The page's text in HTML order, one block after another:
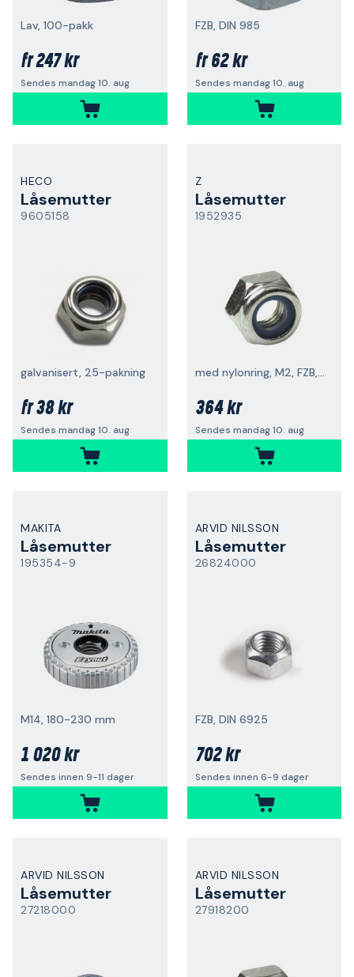
Lav, 100-pakk
fr247 kr
Sendes mandag 10. aug
FZB, DIN 985
fr62 kr
Sendes mandag 10. aug
HECO
Låsemutter
9605158
galvanisert, 25-pakning
fr38 kr
Sendes mandag 10. aug
Z
Låsemutter
1952935
med nylonring, M2, FZB, 100-pakning
364 kr
Sendes mandag 10. aug
MAKITA
Låsemutter
195354-9
M14, 180-230 mm
1 020 kr
Sendes innen 9-11 dager
ARVID NILSSON
Låsemutter
26824000
FZB, DIN 6925
702 kr
Sendes innen 6-9 dager
ARVID NILSSON
Låsemutter
27218000
ARVID NILSSON
Låsemutter
27918200